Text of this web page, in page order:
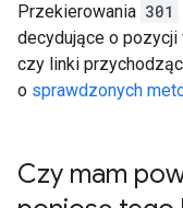
Przekierowania 301
decydujące o pozycji
czy linki
o sprawdzonych
Czy mam